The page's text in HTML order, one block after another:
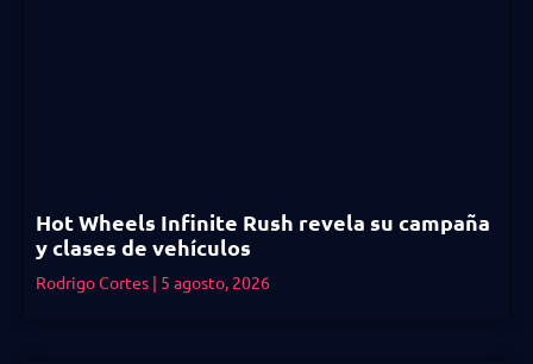
Hot Wheels Infinite Rush revela su campaña
y clases de vehículos
Rodrigo Cortes 5 agosto, 2026